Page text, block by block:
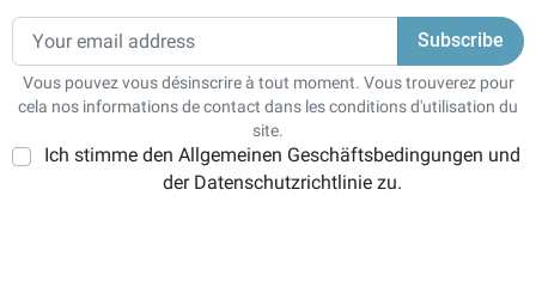
Vous pouvez vous désinscrire à tout moment. Vous trouverez pour
cela nos informations de contact dans les conditions d'utilisation du
site.
Ich stimme den Allgemeinen Geschäftsbedingungen und
der Datenschutzrichtlinie zu.